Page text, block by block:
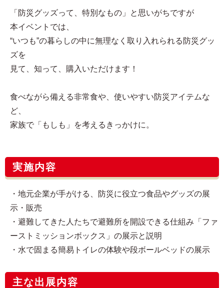
「防災グッズって、特別なもの」と思いがちですが
本イベントでは、
“いつも”の暮らしの中に無理なく取り入れられる防災グッ
ズを
見て、知って、購入いただけます！
食べながら備える非常食や、使いやすい防災アイテムな
ど、
家族で「もしも」を考えるきっかけに。
実施内容
・地元企業が手がける、防災に役立つ食品やグッズの展
示・販売
・避難してきた人たちで避難所を開設できる仕組み「ファ
ーストミッションボックス」の展示と説明
・水で固まる簡易トイレの体験や段ボールベッドの展示
主な出展内容